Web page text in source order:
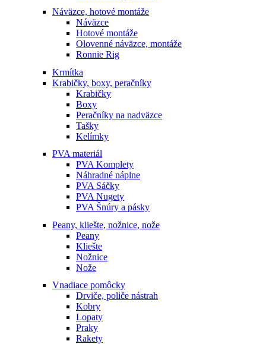
Náväzce, hotové montáže
Náväzce
Hotové montáže
Olovenné náväzce, montáže
Ronnie Rig
Krmítka
Krabičky, boxy, peračníky
Krabičky
Boxy
Peračníky na nadväzce
Tašky
Kelímky
PVA materiál
PVA Komplety
Náhradné náplne
PVA Sáčky
PVA Nugety
PVA Šnúry a pásky
Peany, kliešte, nožnice, nože
Peany
Kliešte
Nožnice
Nože
Vnadiace pomôcky
Drviče, poliče nástrah
Kobry
Lopaty
Praky
Rakety